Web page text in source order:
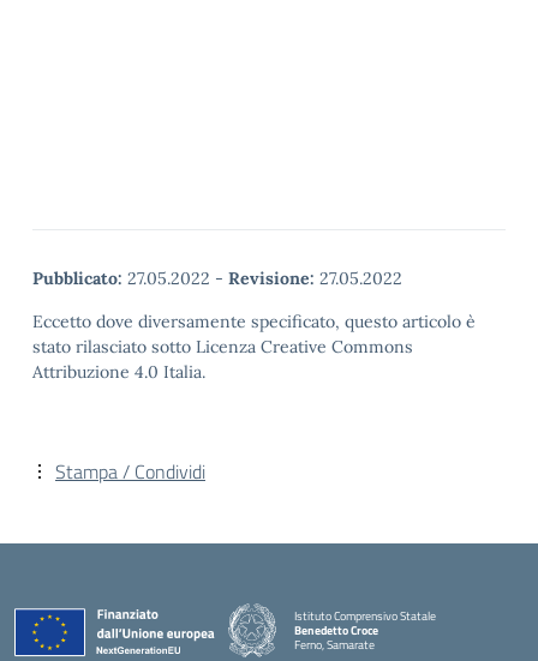
Pubblicato: 27.05.2022 - Revisione: 27.05.2022
Eccetto dove diversamente specificato, questo articolo è
stato rilasciato sotto Licenza Creative Commons
Attribuzione 4.0 Italia.
Stampa / Condividi
Istituto Comprensivo Statale
Benedetto Croce
Ferno, Samarate